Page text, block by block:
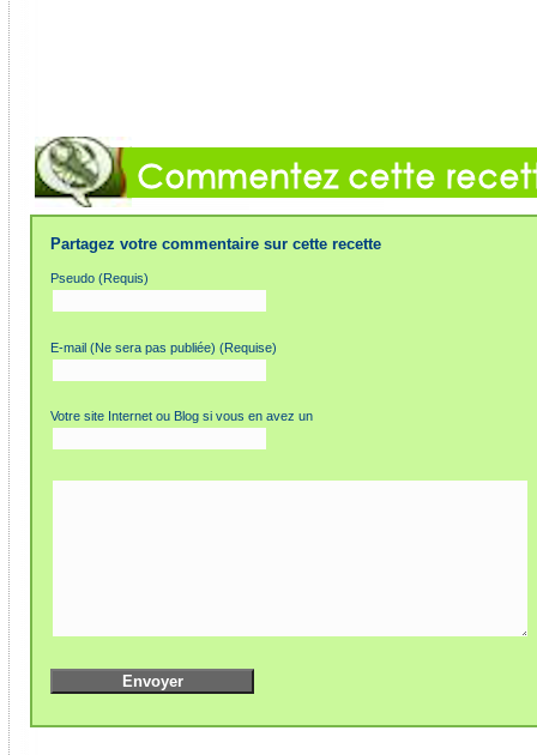
Partagez votre commentaire sur cette recette
Pseudo (Requis)
E-mail (Ne sera pas publiée) (Requise)
Votre site Internet ou Blog si vous en avez un